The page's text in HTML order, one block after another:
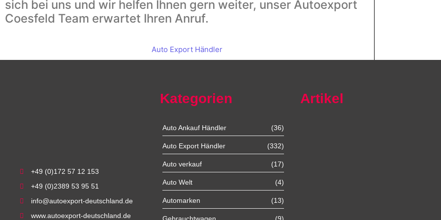
sich bei uns und wir helfen Ihnen gern weiter, unser Autoexport
Coesfeld Team erwartet Ihren Anruf.
Auto Export Händler
+49 (0)172 57 12 153
+49 (0)2389 53 95 51
info@autoexport-deutschland.de
www.autoexport-deutschland.de
Kategorien
Auto Ankauf Händler (36)
Auto Export Händler (332)
Auto verkauf (17)
Auto Welt (4)
Automarken (13)
Artikel